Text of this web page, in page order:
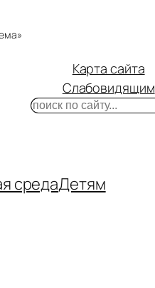
Карта сайта
Слабовидящим
Поиск
средаДетям